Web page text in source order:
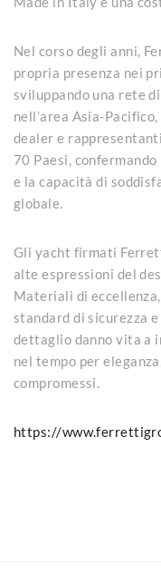
Nel corso degli anni,
propria presenza nei
sviluppando una rete
nell’area Asia-
dealer e
70 Paesi,
e la capacità di
globale.
Gli yacht firmati
alte espressioni del
Materiali di
standard di sicurezza
dettaglio danno vita a
nel tempo per
compromessi.
https://